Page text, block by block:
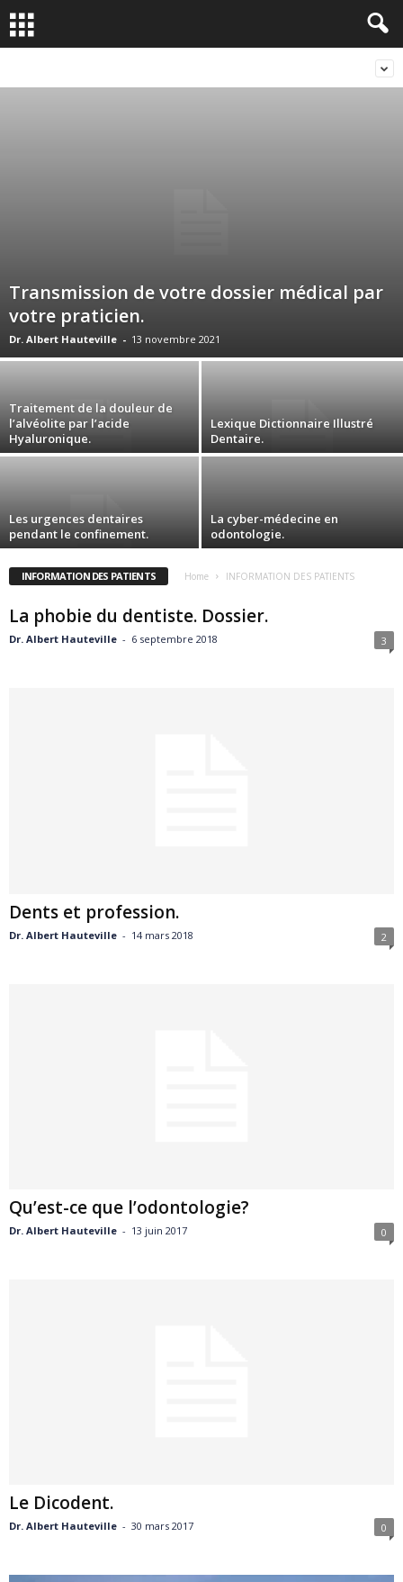
Transmission de votre dossier médical par
votre praticien.
Dr. Albert Hauteville - 13 novembre 2021
Traitement de la douleur de
l’alvéolite par l’acide
Hyaluronique.
Lexique Dictionnaire Illustré
Dentaire.
Les urgences dentaires
pendant le confinement.
La cyber-médecine en
odontologie.
INFORMATION DES PATIENTS Home INFORMATION DES PATIENTS
La phobie du dentiste. Dossier.
Dr. Albert Hauteville - 6 septembre 2018 3
Dents et profession.
Dr. Albert Hauteville - 14 mars 2018 2
Qu’est-ce que l’odontologie?
Dr. Albert Hauteville - 13 juin 2017 0
Le Dicodent.
Dr. Albert Hauteville - 30 mars 2017 0